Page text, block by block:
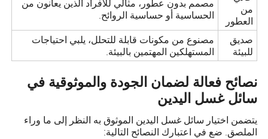
من
العطور
مصمم بدون عطور، مثالي للأفراد الذين يعانون من
الحساسية أو حساسية الروائح.
صديق
للبيئة
مصنوع من مكونات قابلة للتحلل، يلبي احتياجات
المستهلكين المهتمين بالبيئة.
نصائح فعالة لضمان الجودة والموثوقية في
سائل غسل اليدين
يتضمن اختيار سائل غسل اليدين الموثوق به النظر إلى ما وراء
الملصق. ضع في اعتبارك النصائح التالية: